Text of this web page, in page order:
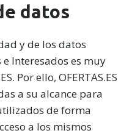
datos
y de los datos
Interesados es muy
Por ello, OFERTAS.ES
a su alcance para
de forma
a los mismos